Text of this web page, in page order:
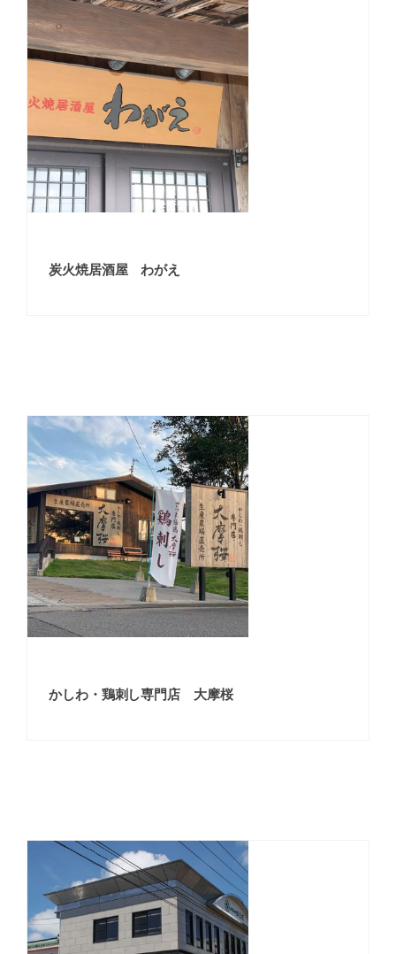
炭火焼居酒屋 わがえ
かしわ・鶏刺し専門店 大摩桜